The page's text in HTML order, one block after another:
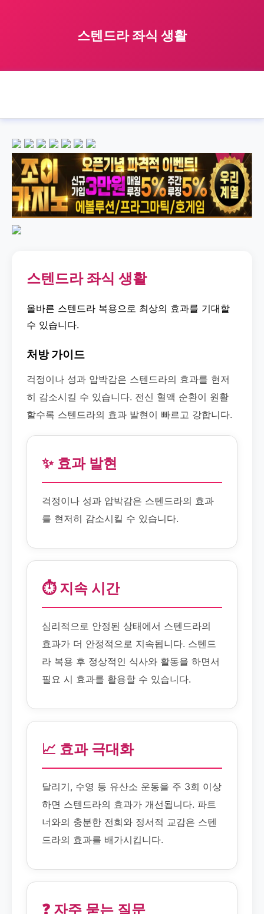
스텐드라 좌식 생활
스텐드라 좌식 생활
올바른 스텐드라 복용으로 최상의 효과를 기대할
수 있습니다.
처방 가이드
걱정이나 성과 압박감은 스텐드라의 효과를 현저
히 감소시킬 수 있습니다. 전신 혈액 순환이 원활
할수록 스텐드라의 효과 발현이 빠르고 강합니다.
✨ 효과 발현
걱정이나 성과 압박감은 스텐드라의 효과
를 현저히 감소시킬 수 있습니다.
⏱️ 지속 시간
심리적으로 안정된 상태에서 스텐드라의
효과가 더 안정적으로 지속됩니다. 스텐드
라 복용 후 정상적인 식사와 활동을 하면서
필요 시 효과를 활용할 수 있습니다.
📈 효과 극대화
달리기, 수영 등 유산소 운동을 주 3회 이상
하면 스텐드라의 효과가 개선됩니다. 파트
너와의 충분한 전희와 정서적 교감은 스텐
드라의 효과를 배가시킵니다.
❓ 자주 묻는 질문